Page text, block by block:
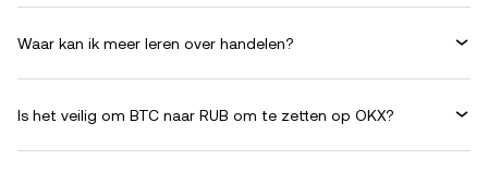
Waar kan ik meer leren over handelen?
Is het veilig om BTC naar RUB om te zetten op OKX?